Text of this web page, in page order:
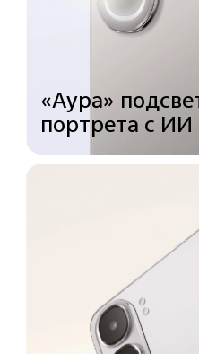
«Аура»
портрета с ИИ